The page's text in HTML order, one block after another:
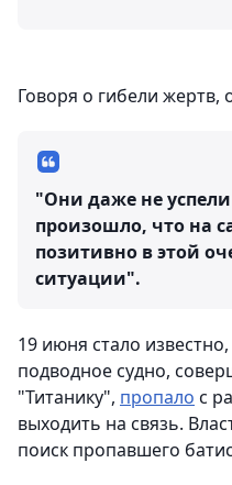
Говоря о гибели жертв,
"Они даже не
произошло, что на
позитивно в этой
ситуации".
19 июня стало
подводное судно,
"Титанику", пропало с
выходить на связь.
поиск пропавшего